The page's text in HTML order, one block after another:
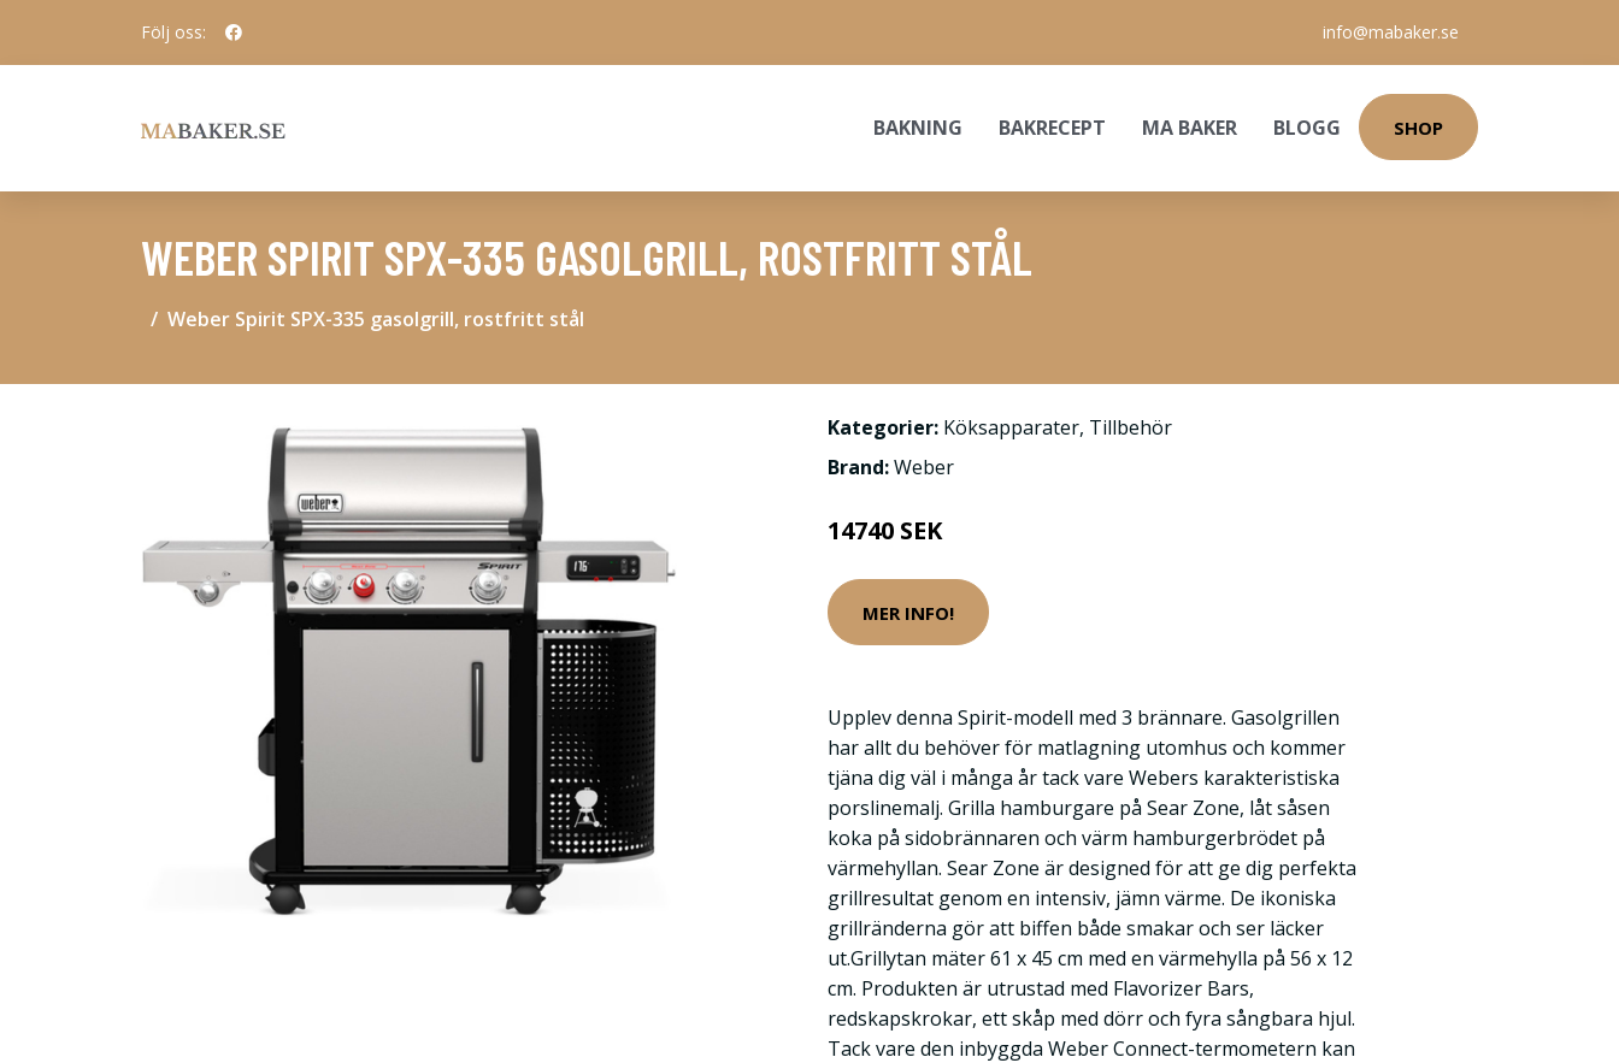
Följ oss: info@mabaker.se
BAKNING BAKRECEPT MA BAKER BLOGG SHOP
WEBER SPIRIT SPX-335 GASOLGRILL, ROSTFRITT STÅL
Weber Spirit SPX-335 gasolgrill, rostfritt stål
Kategorier: Köksapparater, Tillbehör
Brand:Weber
14740 SEK
MER INFO!
Upplev denna Spirit-modell med 3 brännare. Gasolgrillen
har allt du behöver för matlagning utomhus och kommer
tjäna dig väl i många år tack vare Webers karakteristiska
porslinemalj. Grilla hamburgare på Sear Zone, låt såsen
koka på sidobrännaren och värm hamburgerbrödet på
värmehyllan. Sear Zone är designed för att ge dig perfekta
grillresultat genom en intensiv, jämn värme. De ikoniska
grillränderna gör att biffen både smakar och ser läcker
ut.Grillytan mäter 61 x 45 cm med en värmehylla på 56 x 12
cm. Produkten är utrustad med Flavorizer Bars,
redskapskrokar, ett skåp med dörr och fyra sångbara hjul.
Tack vare den inbyggda Weber Connect-termometern kan